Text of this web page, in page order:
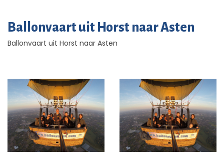
Ballonvaart uit Horst naar Asten
Ballonvaart uit Horst naar Asten